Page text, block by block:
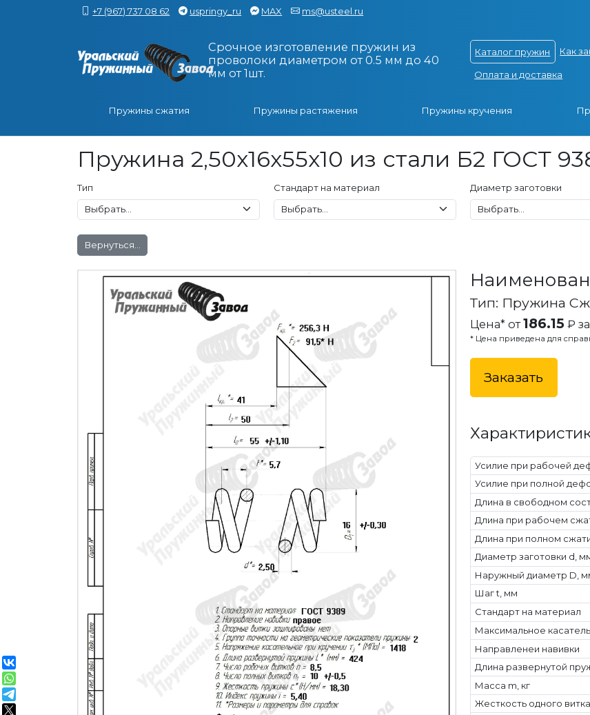
+7 (967) 737 08 62 uspringy_ru MAX ms@usteel.ru
Срочное изготовление пружин из
проволоки диаметром от 0.5 мм до 40
мм от 1шт.
Каталог пружин Как
Оплата и доставка
Пружины сжатия Пружины растяжения Пружины кручения
Пружина 2,50x16x55x10 из стали Б2 ГОСТ
Тип Стандарт на материал Диаметр заготовки
Вернуться...
Тип: Пружина
Цена* от186.15 ₽
* Цена приведена для
Заказать
Усилие при рабочей
Усилие при полной
Длина в свободном
Длина при рабочем
Длина при полном
Диаметр заготовки d,
Наружный диаметр D,
Шаг t, мм
Стандарт на материал
Максимальное
Направленеи навивки
Длина развернутой
Масса m, кг
Жесткость одного